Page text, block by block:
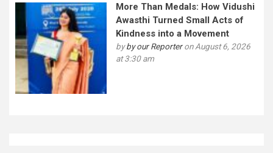
More Than Medals: How Vidushi
Awasthi Turned Small Acts of
Kindness into a Movement
byby our Reporteron August 6, 2026
at 3:30 am